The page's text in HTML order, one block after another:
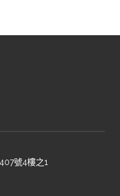
號4樓之1